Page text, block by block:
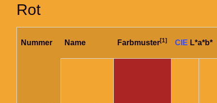
Rot
Nummer Name Farbmuster[1] CIE L*a*b*